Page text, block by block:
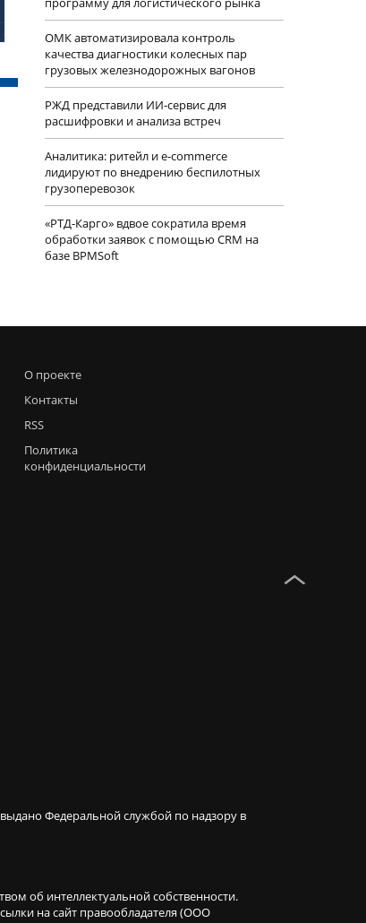
ОМК автоматизировала контроль
качества диагностики колесных пар
грузовых железнодорожных вагонов
РЖД представили ИИ-сервис для
расшифровки и анализа встреч
Аналитика: ритейл и e-commerce
лидируют по внедрению беспилотных
грузоперевозок
«РТД-Карго» вдвое сократила время
обработки заявок с помощью CRM на
базе BPMSoft
О проекте
Контакты
RSS
Политика
конфиденциальности
Федеральной службой по надзору в
об интеллектуальной собственности.
на сайт правообладателя (ООО